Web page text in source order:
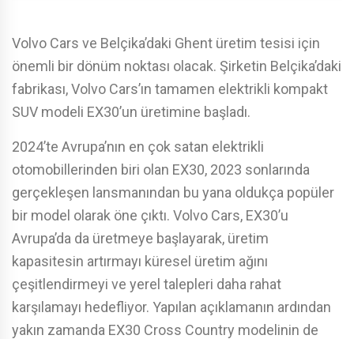
Volvo Cars ve Belçika’daki Ghent üretim tesisi için
önemli bir dönüm noktası olacak. Şirketin Belçika’daki
fabrikası, Volvo Cars’ın tamamen elektrikli kompakt
SUV modeli EX30’un üretimine başladı.
2024’te Avrupa’nın en çok satan elektrikli
otomobillerinden biri olan EX30, 2023 sonlarında
gerçekleşen lansmanından bu yana oldukça popüler
bir model olarak öne çıktı. Volvo Cars, EX30’u
Avrupa’da da üretmeye başlayarak, üretim
kapasitesin artırmayı küresel üretim ağını
çeşitlendirmeyi ve yerel talepleri daha rahat
karşılamayı hedefliyor. Yapılan açıklamanın ardından
yakın zamanda EX30 Cross Country modelinin de